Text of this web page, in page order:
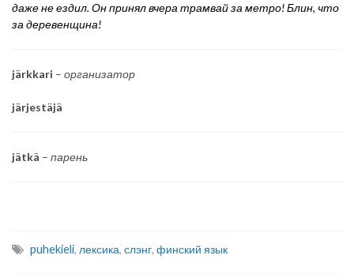
даже не ездил. Он принял вчера трамвай за метро! Блин, что
за деревенщина!
järkkari – организатор
järjestäjä
jätkä – парень
puhekieli, лексика, слэнг, финский язык